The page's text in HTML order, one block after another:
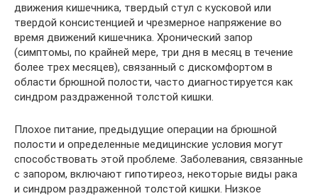
движения кишечника, твердый стул с кусковой или
твердой консистенцией и чрезмерное напряжение во
время движений кишечника. Хронический запор
(симптомы, по крайней мере, три дня в месяц в течение
более трех месяцев), связанный с дискомфортом в
области брюшной полости, часто диагностируется как
синдром раздраженной толстой кишки.
Плохое питание, предыдущие операции на брюшной
полости и определенные медицинские условия могут
способствовать этой проблеме. Заболевания, связанные
с запором, включают гипотиреоз, некоторые виды рака
и синдром раздраженной толстой кишки. Низкое